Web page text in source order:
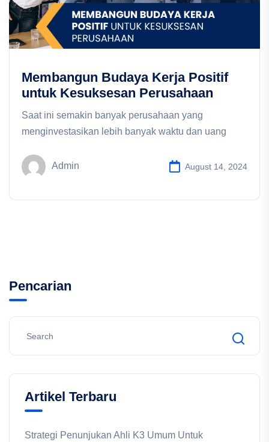
Membangun Budaya Kerja Positif
untuk Kesuksesan Perusahaan
Saat ini semakin banyak perusahaan yang
menginvestasikan lebih banyak waktu dan uang
Admin August 14, 2024
Pencarian
Artikel Terbaru
Strategi Penunjukan Ahli K3 Umum Untuk